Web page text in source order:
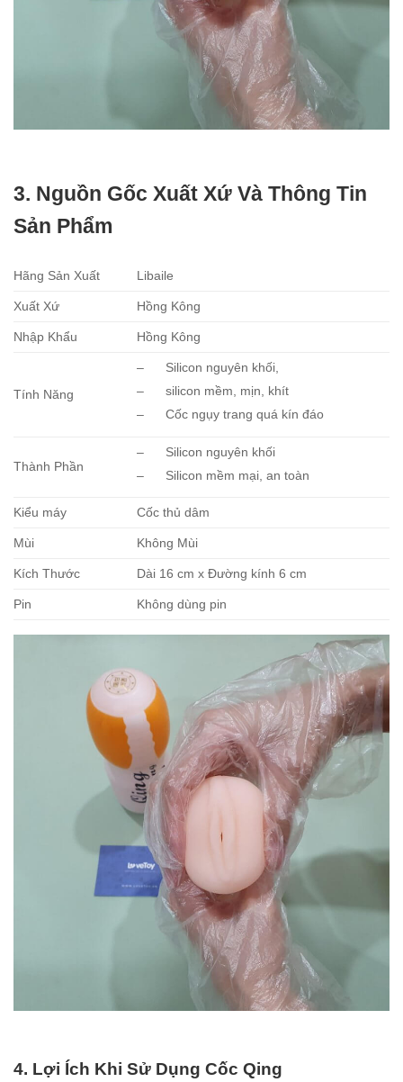
3. Nguồn Gốc Xuất Xứ Và Thông Tin
Sản Phẩm
Hãng Sản Xuất Libaile
Xuất Xứ Hồng Kông
Nhập Khẩu Hồng Kông
Tính Năng
– Silicon nguyên khối,
– silicon mềm, mịn, khít
– Cốc ngụy trang quá kín đáo
Thành Phần
– Silicon nguyên khối
– Silicon mềm mại, an toàn
Kiểu máy Cốc thủ dâm
Mùi Không Mùi
Kích Thước Dài 16 cm x Đường kính 6 cm
Pin Không dùng pin
4. Lợi Ích Khi Sử Dụng Cốc Qing